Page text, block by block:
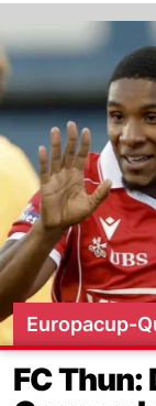
Europacup-
FC Thun: